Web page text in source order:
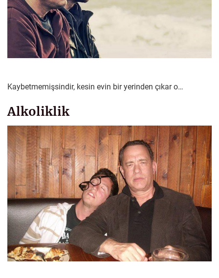
Kaybetmemişsindir, kesin evin bir yerinden çıkar o…
Alkoliklik